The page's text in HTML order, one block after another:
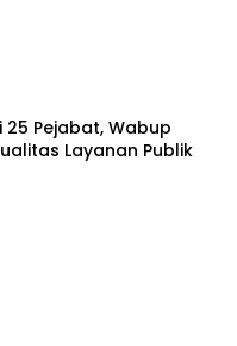
25 Pejabat, Wabup
Layanan Publik